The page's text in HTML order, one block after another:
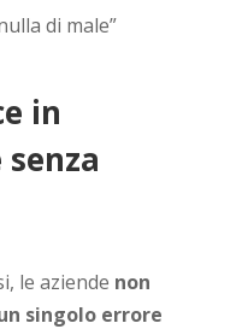
di male”
in
le aziende non
singolo errore